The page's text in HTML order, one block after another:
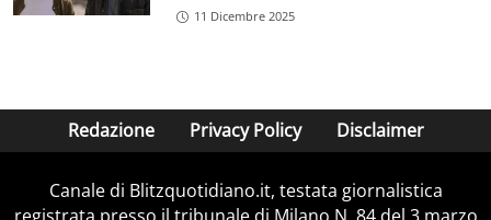
11 Dicembre 2025
Redazione Privacy Policy Disclaimer
Canale di Blitzquotidiano.it, testata giornalistica